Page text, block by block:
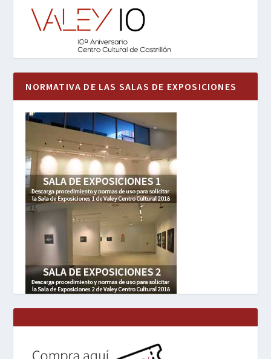
NORMATIVA DE LAS SALAS DE EXPOSICIONES